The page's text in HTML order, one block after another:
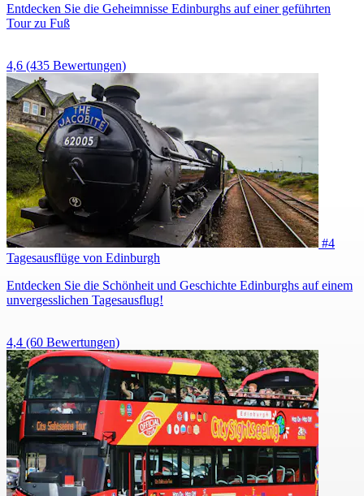
Entdecken Sie die Geheimnisse Edinburghs auf einer geführten
Tour zu Fuß
4,6 (435 Bewertungen)
#4
Tagesausflüge von Edinburgh
Entdecken Sie die Schönheit und Geschichte Edinburghs auf einem
unvergesslichen Tagesausflug!
4,4 (60 Bewertungen)